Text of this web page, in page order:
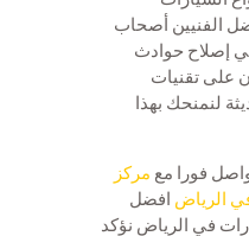
الفنيين أصحاب
إصلاح حوادث
على تقنيات
لنمنحك بهذا
فورا مع مركز
الرياض افضل
في الرياض نؤكد